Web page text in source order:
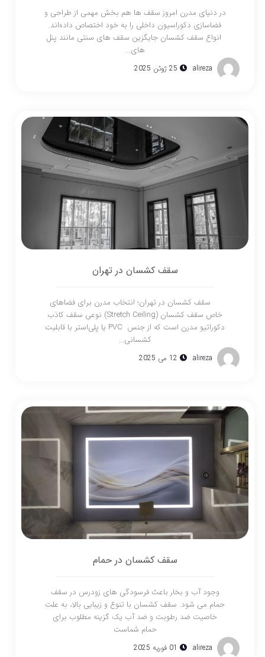
در دنیای مدرن امروز سقف ها هم بخش مهمی از طراحی و
فضاسازی دکوراسیون داخلی را به خود اختصاص داده‌اند.
انواع سقف کشسان جایگزین سقف های سنتی مانند پنل
های...
alireza 25 ژوئن 2025
سقف کشسان در تهران
سقف کشسان در تهران؛ انتخاب مدرن برای فضاهای
خاص سقف کشسان (Stretch Ceiling) نوعی سقف کاذب
دکوراتیو مدرن است که از جنس PVC یا پلی‌استر با قابلیت
کشسانی...
alireza 12 می 2025
سقف کشسان در حمام
وجود آب و بخار باعث فرسودگی های زودرس در سقف
حمام می شود. سقف کشسان با تنوع و زیبایی بالا، به علت
خاصیت ضد رطوبت و ضد آب یک گزینه مطلوب برای
حمام شماست
alireza 01 فوریه 2025